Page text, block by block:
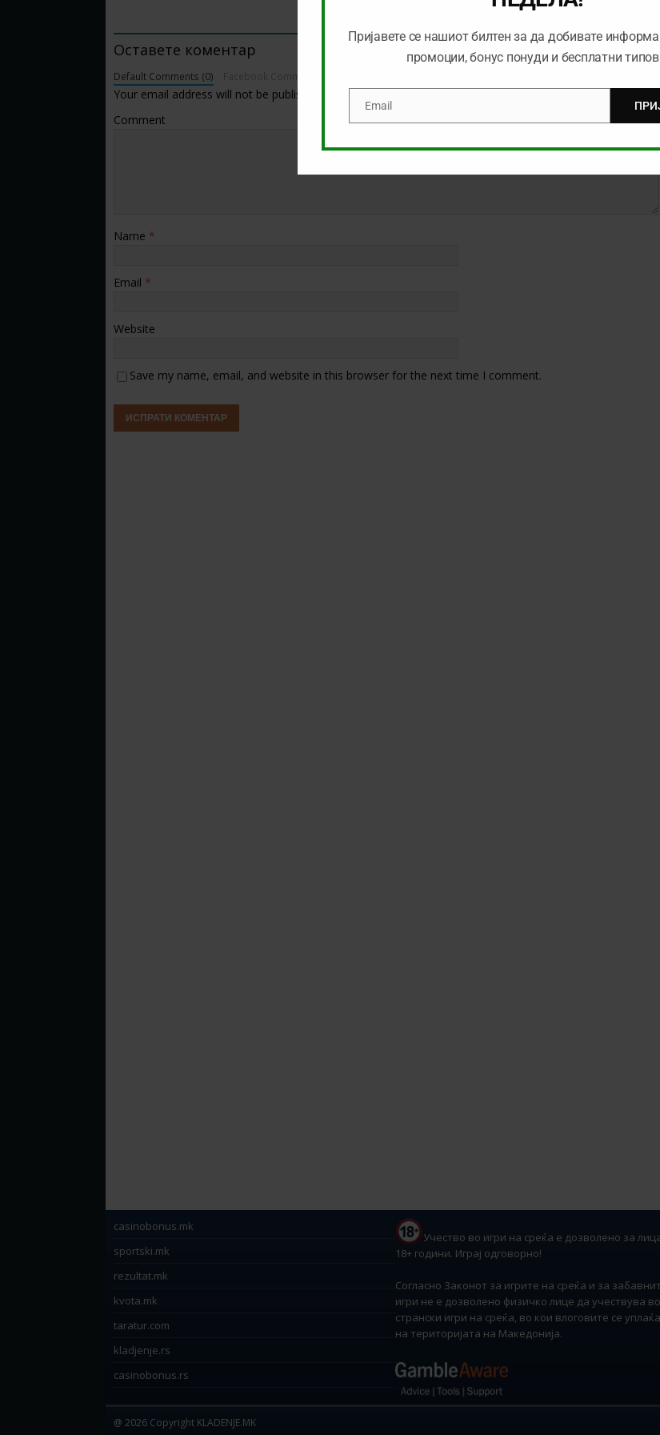
Оставете коментар
Default Comments (0)
Your email address will not be published.
Comment
Name *
Email *
Website
Save my name, email, and website in this browser for the next time I comment.
casinobonus.mk
sportski.mk
rezultat.mk
kvota.mk
taratur.com
kladjenje.rs
casinobonus.rs
Учество во игри на среќа е дозволено за
18+ години. Играј одговорно!
Согласно Законот за игрите на среќа и за
игри не е дозволено физичко лице да учествува во
странски игри на среќа, во кои влоговите се
на територијата на Македонија.
@ 2026 Copyright KLADENJE.MK
Пријавете се нашиот билтен за да добивате
промоции, бонус понуди и бесплатни
EmailEmail